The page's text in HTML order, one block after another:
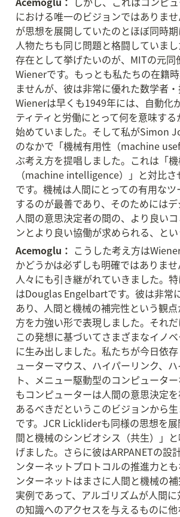
における唯一のビジョンではありま
が思想を展開していたのとほぼ同時
人物たちも同じ問題と格闘していま
存在として挙げたいのが、MITの元
Wienerです。もっとも私たちの在籍
ませんが、彼は非常に優れた数学者・
Wienerは早くも1949年には、自動化
ティティと労働にとって何を意味す
始めていました。そして私がSimon
のなかで「機械有用性（machine
ぶ考え方を提唱しました。これは「
（machine intelligence）」と対比さ
です。機械は人間にとっての有用な
するのが最善であり、そのためには
人間の意思決定者の間の、より良い
ンとより良い協働が求められる、とい
Acemoglu： こうした考え方は
かどうかは必ずしも明確ではありま
人々にも引き継がれていきました。
はDouglas Engelbartです。彼は非常
あり、人間と機械の補完性という観
方を力強い形で表現しました。それ
この発想に基づいてさまざまなイノ
に生み出しました。私たちが今日依
ューターマウス、ハイパーリンク、
ト、メニュー駆動型のコンピュータ
もコンピューターは人間の意思決定
あるべきだというこのビジョンから
です。JCR Lickliderも同様の思想を
間と機械のシンビオシス（共生）」
げました。さらに彼はARPANETの設
ンターネットプロトコルの推進力と
ンターネットはまさに人間と機械の
実例であって、アルゴリズムが人間
の知識へのアクセスを与えるものに他